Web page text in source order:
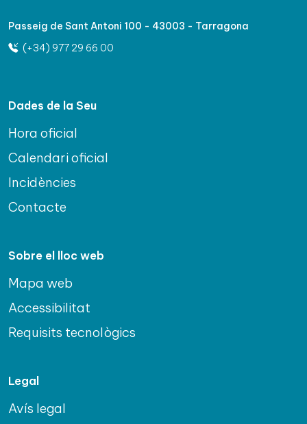
Passeig de Sant Antoni 100 - 43003 - Tarragona
(+34) 977 29 66 00
Dades de la Seu
Hora oficial
Calendari oficial
Incidències
Contacte
Sobre el lloc web
Mapa web
Accessibilitat
Requisits tecnològics
Legal
Avís legal